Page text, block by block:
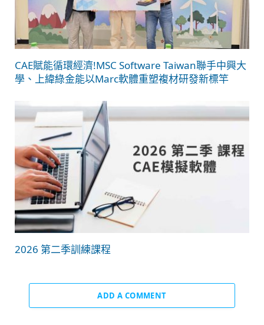
CAE賦能循環經濟!MSC Software Taiwan聯手中興大
學、上緯綠金能以Marc軟體重塑複材研發新標竿
2026 第二季訓練課程
ADD A COMMENT